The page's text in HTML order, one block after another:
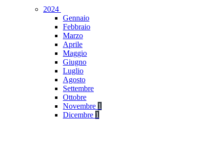
2024
Gennaio
Febbraio
Marzo
Aprile
Maggio
Giugno
Luglio
Agosto
Settembre
Ottobre
Novembre 1
Dicembre 1